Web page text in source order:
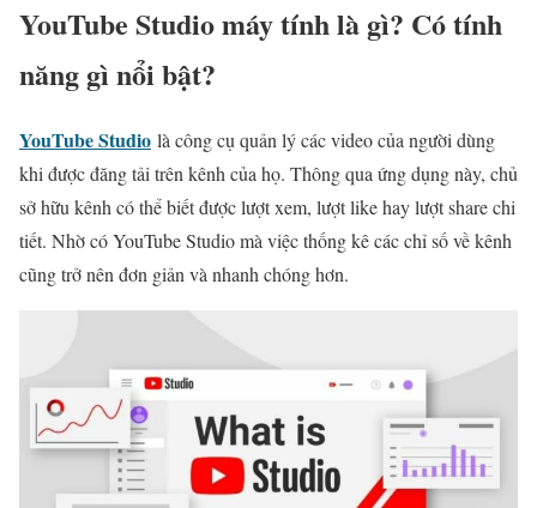
YouTube Studio máy tính là gì? Có tính
năng gì nổi bật?
YouTube Studio là công cụ quản lý các video của người dùng
khi được đăng tải trên kênh của họ. Thông qua ứng dụng này, chủ
sở hữu kênh có thể biết được lượt xem, lượt like hay lượt share chi
tiết. Nhờ có YouTube Studio mà việc thống kê các chỉ số về kênh
cũng trở nên đơn giản và nhanh chóng hơn.